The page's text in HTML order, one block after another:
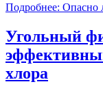
Подробнее: Опасно
Угольный
хлора